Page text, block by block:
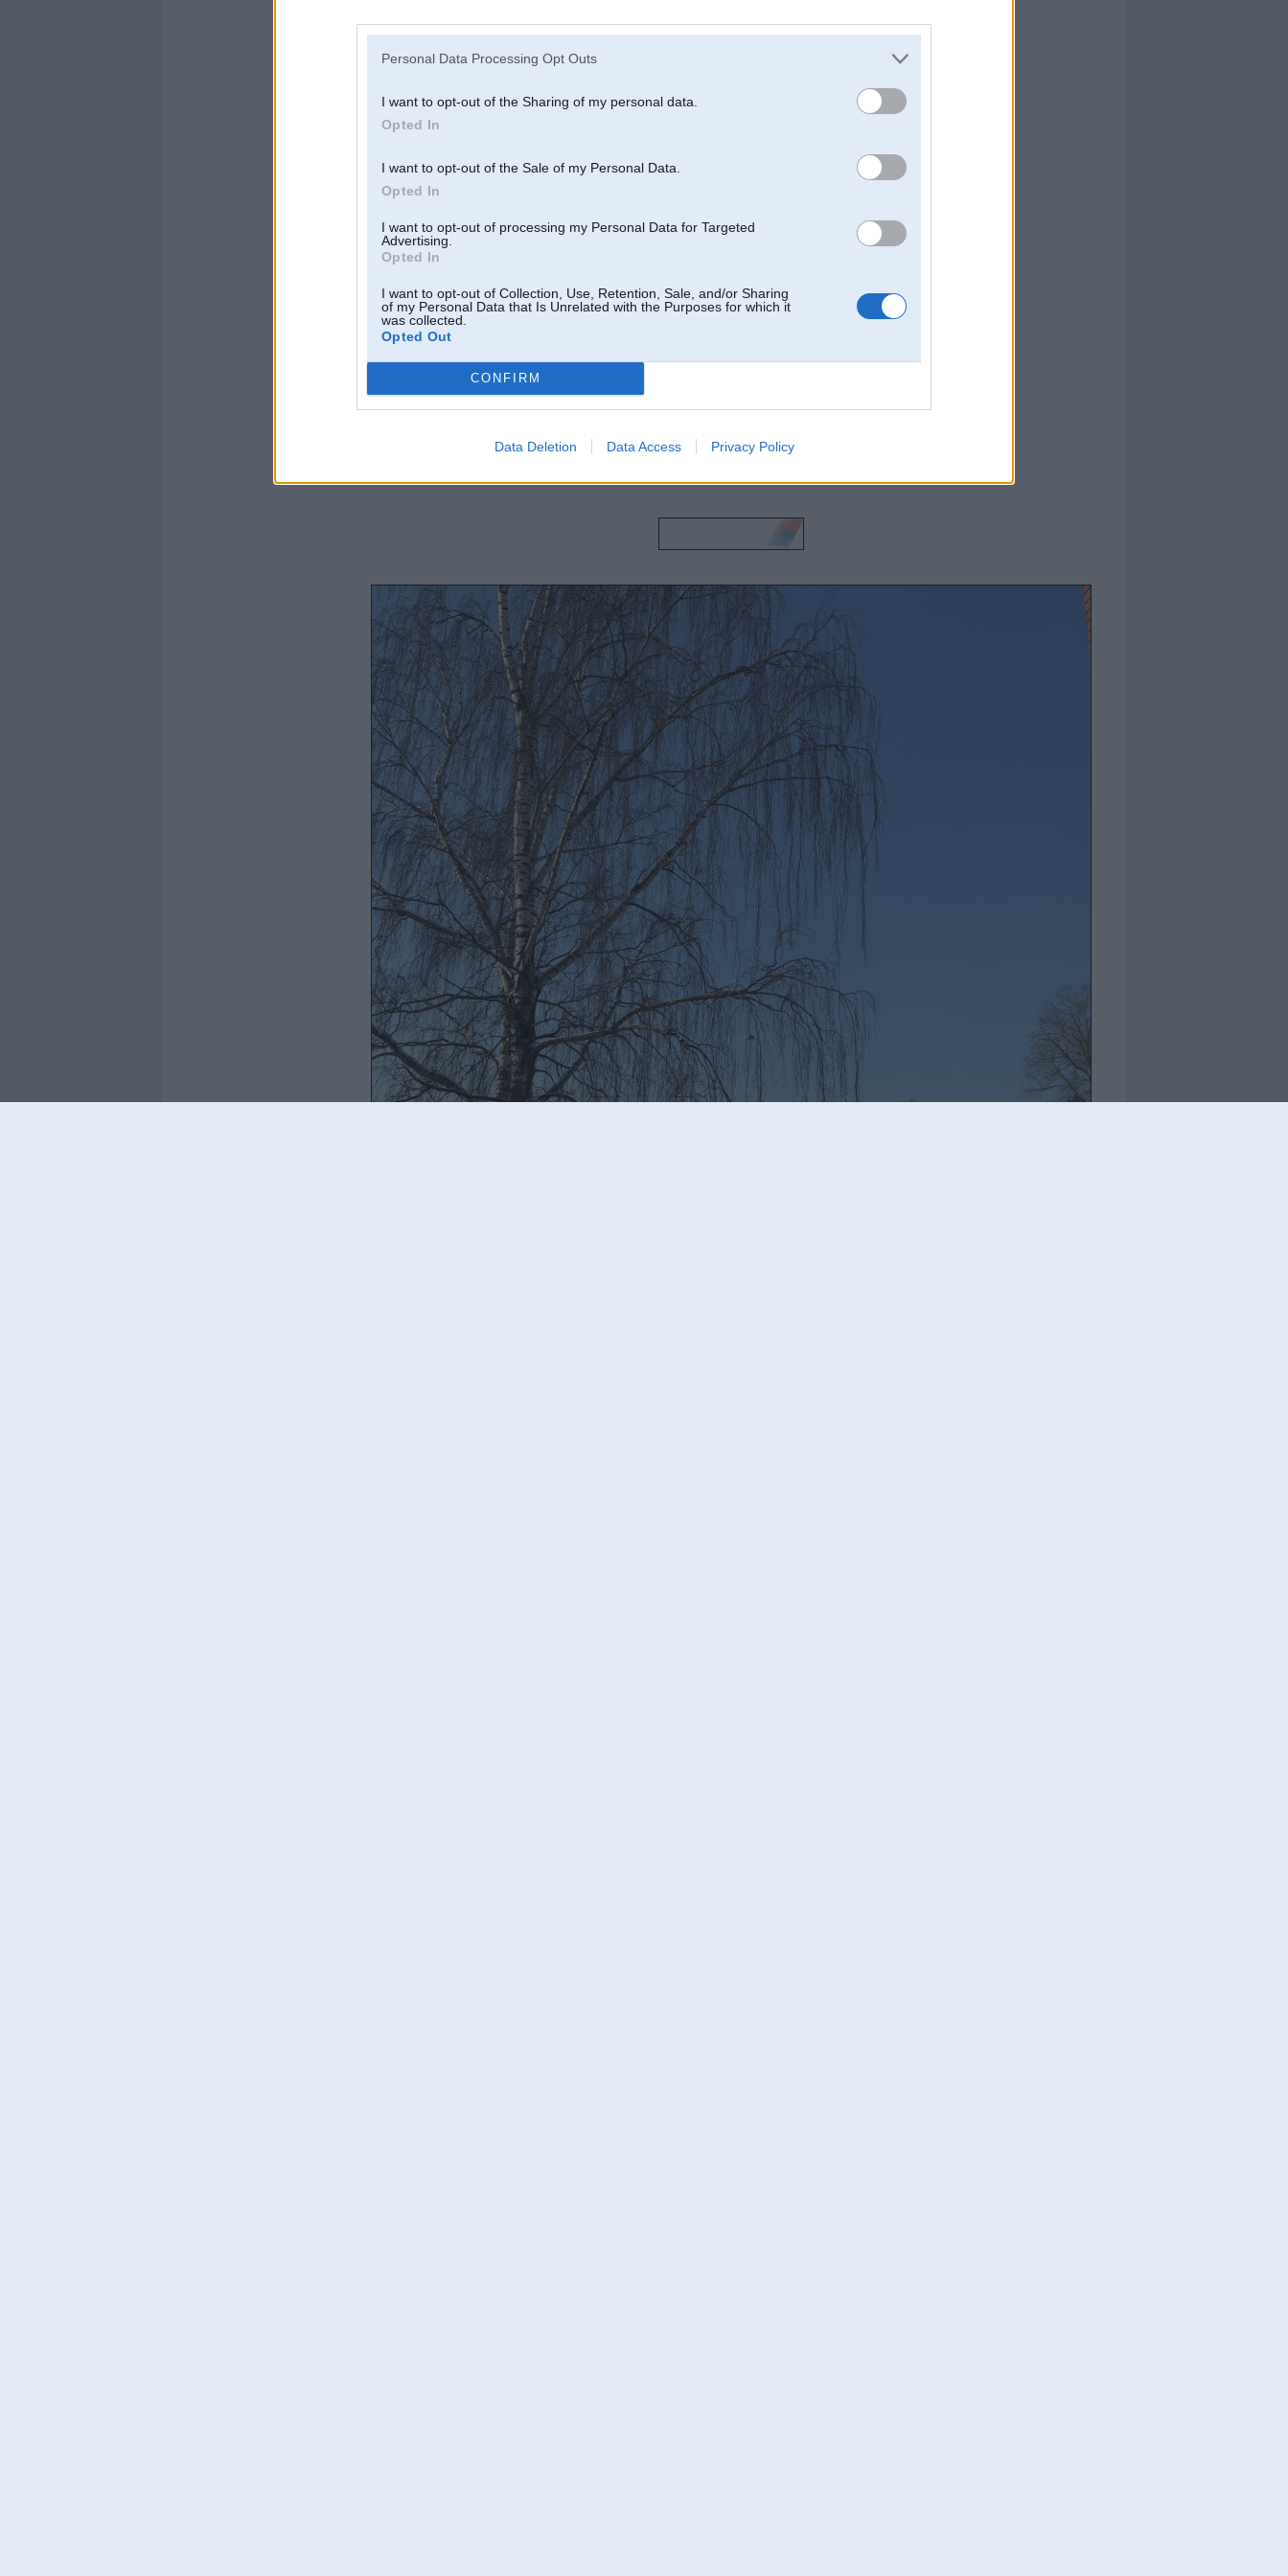
Personal Data Processing Opt Outs
I want to opt-out of the Sharing of my personal data.
Opted In
I want to opt-out of the Sale of my Personal Data.
Opted In
I want to opt-out of processing my Personal Data for Targeted
Advertising.
Opted In
I want to opt-out of Collection, Use, Retention, Sale, and/or Sharing
of my Personal Data that Is Unrelated with the Purposes for which it
was collected.
Opted Out
CONFIRM
Data Deletion Data Access Privacy Policy